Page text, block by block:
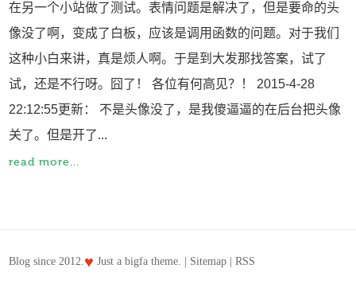
在另一个小站做了测试。表情问题是解决了，但是要命的头
像没了啊，变成了白板，应该是调用函数的问题。对于我们
这种小白来讲，真是烦人啊。于是到大发那找答案，试了
试，还是不行呀。囧了！ 各位有何高见？！ 2015-4-28
22:12:55更新： 不是头像没了，是我傻逼逼的在后台把头像
关了。但是开了...
read more...
Blog since 2012.♥ Just abigfa theme. | Sitemap |RSS